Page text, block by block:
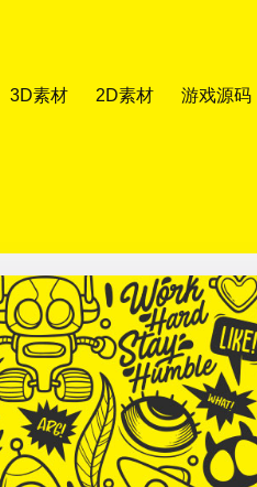
3D素材 2D素材 游戏源码